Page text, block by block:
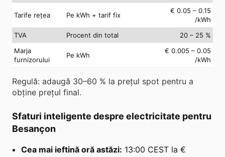
Tarife rețea Pe kWh + tarif fix
€ 0.05 – 0.15
/kWh
TVA
Procent din total
20 – 25 %
Marja
furnizorului
Pe kWh
€ 0.005 – 0.05
/kWh
Regulă: adaugă 30–60 % la prețul spot pentru a
obține prețul final.
Sfaturi inteligente despre electricitate pentru
Besançon
Cea mai ieftină oră astăzi: 13:00 CEST la €